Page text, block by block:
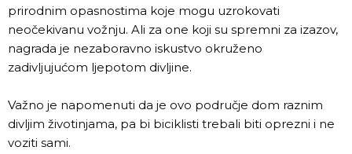
prirodnim opasnostima koje mogu uzrokovati
neočekivanu vožnju. Ali za one koji su spremni za izazov,
nagrada je nezaboravno iskustvo okruženo
zadivljujućom ljepotom divljine.
Važno je napomenuti da je ovo područje dom raznim
divljim životinjama, pa bi biciklisti trebali biti oprezni i ne
voziti sami.